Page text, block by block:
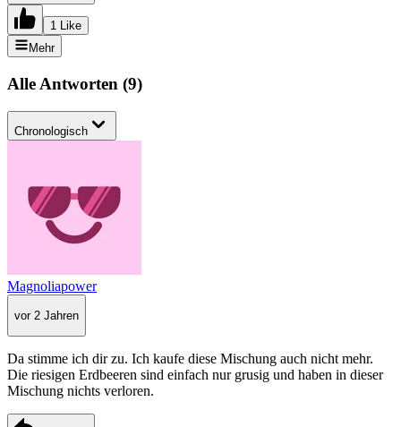
1 Like
Mehr
Alle Antworten (9)
Chronologisch
Magnoliapower
vor 2 Jahren
Da stimme ich dir zu. Ich kaufe diese Mischung auch nicht mehr.
Die riesigen Erdbeeren sind einfach nur grusig und haben in dieser
Mischung nichts verloren.